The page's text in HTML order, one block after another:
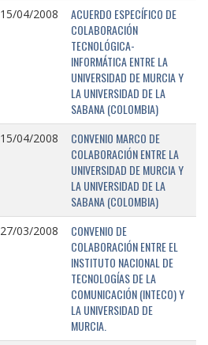
15/04/2008
ACUERDO ESPECÍFICO DE
COLABORACIÓN
TECNOLÓGICA-
INFORMÁTICA ENTRE LA
UNIVERSIDAD DE MURCIA Y
LA UNIVERSIDAD DE LA
SABANA (COLOMBIA)
15/04/2008
CONVENIO MARCO DE
COLABORACIÓN ENTRE LA
UNIVERSIDAD DE MURCIA Y
LA UNIVERSIDAD DE LA
SABANA (COLOMBIA)
27/03/2008
CONVENIO DE
COLABORACIÓN ENTRE EL
INSTITUTO NACIONAL DE
TECNOLOGÍAS DE LA
COMUNICACIÓN (INTECO) Y
LA UNIVERSIDAD DE
MURCIA.